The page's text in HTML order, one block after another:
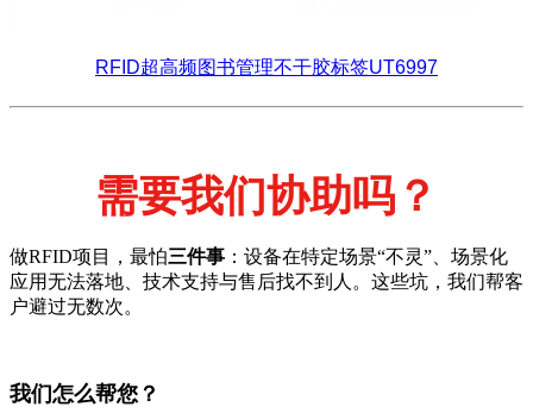
RFID超高频图书管理不干胶标签UT6997
需要我们协助吗？
做RFID项目，最怕三件事 ：设备在特定场景“不灵”、场景化
应用无法落地、技术支持与售后找不到人。这些坑，我们帮客
户避过无数次。
我们怎么帮您？